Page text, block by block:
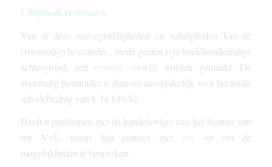
Uitspraak rechtbank
Van al deze onzorgvuldigheden en nalatigheden kan de
(voormalig) bestuurder , mede gezien zijn boekhoudkundige
achtergrond, een ernstig verwijt worden gemaakt. De
voormalig bestuurder is daarom aansprakelijk voor het totale
schadebedrag van € 34.840,82.
Heeft u problemen met de handelswijze van het bestuur van
uw VvE, neem dan contact met mij op om de
mogelijkheden te bespreken.